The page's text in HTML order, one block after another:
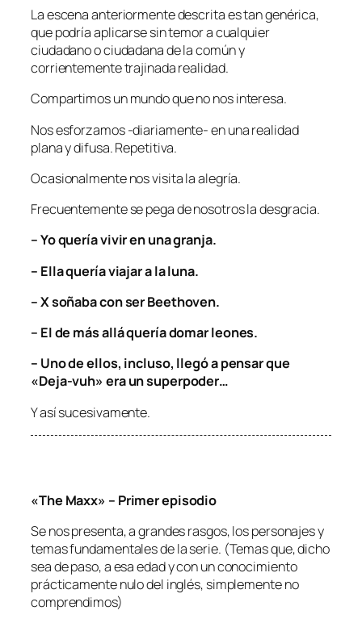
La escena anteriormente descrita es tan genérica,
que podría aplicarse sin temor a cualquier
ciudadano o ciudadana de la común y
corrientemente trajinada realidad.
Compartimos un mundo que no nos interesa.
Nos esforzamos -diariamente- en una realidad
plana y difusa. Repetitiva.
Ocasionalmente nos visita la alegría.
Frecuentemente se pega de nosotros la desgracia.
– Yo quería vivir en una granja.
– Ella quería viajar a la luna.
– X soñaba con ser Beethoven.
– El de más allá quería domar leones.
– Uno de ellos, incluso, llegó a pensar que
«Deja-vuh» era un superpoder…
Y así sucesivamente.
«The Maxx» – Primer episodio
Se nos presenta, a grandes rasgos, los personajes y
temas fundamentales de la serie. (Temas que, dicho
sea de paso, a esa edad y con un conocimiento
prácticamente nulo del inglés, simplemente no
comprendimos)